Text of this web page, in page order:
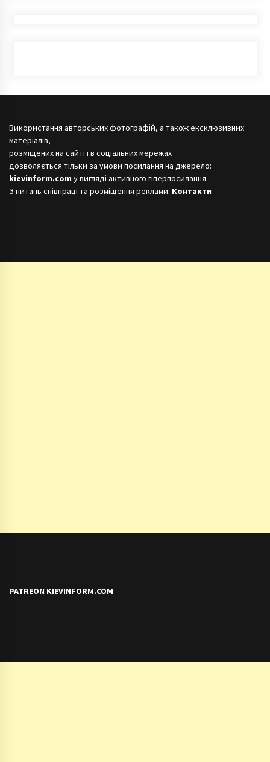
Використання авторських фотографій, а також ексклюзивних
матеріалів,
розміщених на сайті і в соціальних мережах
дозволяється тільки за умови посилання на джерело:
kievinform.com у вигляді активного гіперпосилання.
З питань співпраці та розміщення реклами: Контакти
PATREON KIEVINFORM.COM